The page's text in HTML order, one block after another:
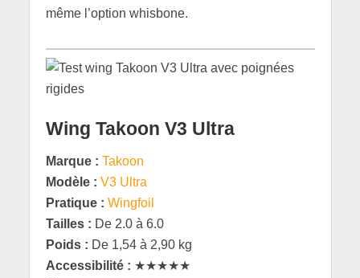
même l’option whisbone.
Wing Takoon V3 Ultra
Marque : Takoon
Modèle : V3 Ultra
Pratique : Wingfoil
Tailles : De 2.0 à 6.0
Poids : De 1,54 à 2,90 kg
Accessibilité : ★★★★★